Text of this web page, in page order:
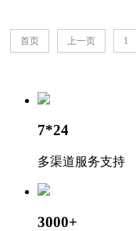
首页 上一页 1
7*24
多渠道服务支持
3000+